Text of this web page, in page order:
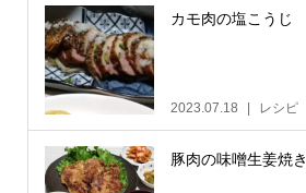
カモ肉の塩こうじ
2023.07.18 レシピ
豚肉の味噌生姜焼き